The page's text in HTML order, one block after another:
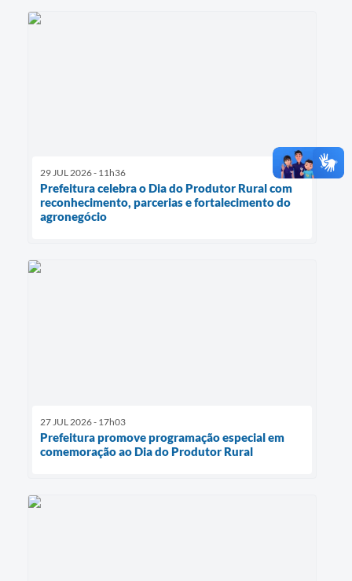
29 JUL 2026 - 11h36
Prefeitura celebra o Dia do Produtor Rural com
reconhecimento, parcerias e fortalecimento do
agronegócio
27 JUL 2026 - 17h03
Prefeitura promove programação especial em
comemoração ao Dia do Produtor Rural